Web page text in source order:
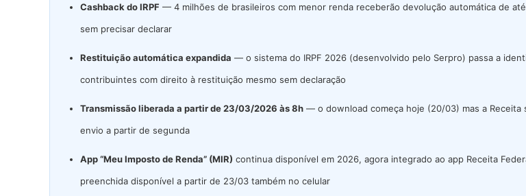
Cashback do IRPF — 4 milhões de brasileiros com menor renda receberão devolução automática de até
sem precisar declarar
Restituição automática expandida — o sistema do IRPF 2026 (desenvolvido pelo Serpro) passa a
contribuintes com direito à restituição mesmo sem declaração
Transmissão liberada a partir de 23/03/2026 às 8h — o download começa hoje (20/03) mas a Receita
envio a partir de segunda
App “Meu Imposto de Renda” (MIR) continua disponível em 2026, agora integrado ao app Receita
preenchida disponível a partir de 23/03 também no celular